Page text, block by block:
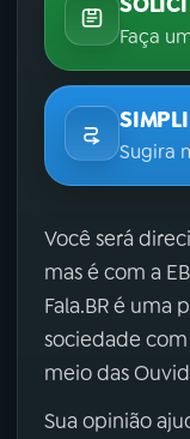
Faça
Sugira
Você será
mas é com a
Fala.BR é uma
sociedade
meio das
Sua opinião